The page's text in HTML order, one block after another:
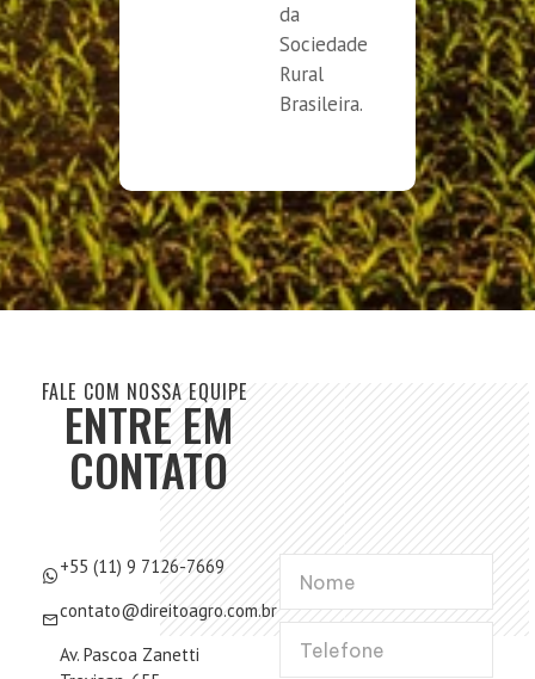
da
Sociedade
Rural
Brasileira.
FALE COM NOSSA EQUIPE
ENTRE EM
CONTATO
+55 (11) 9 7126-7669
contato@direitoagro.com.br
Av. Pascoa Zanetti